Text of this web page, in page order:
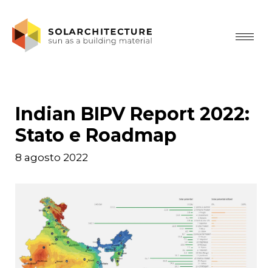
Indian BIPV Report 2022:
Stato e Roadmap
8 agosto 2022